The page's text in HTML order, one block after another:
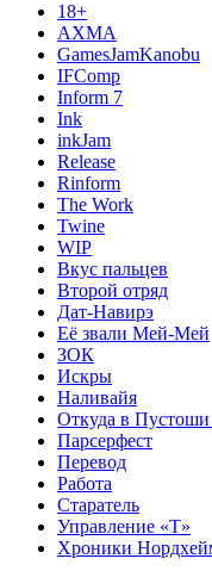
18+
AXMA
GamesJamKanobu
IFComp
Inform 7
Ink
inkJam
Release
Rinform
The Work
Twine
WIP
Вкус пальцев
Второй отряд
Дат-Навирэ
Её звали Мей-Мей
ЗОК
Искры
Наливайя
Откуда в
Парсерфест
Перевод
Работа
Старатель
Управление «Т»
Хроники